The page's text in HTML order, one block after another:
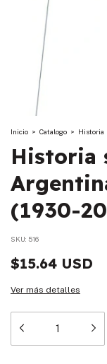
Inicio > Catalogo > Historia
Historia
(1930-
SKU: 516
$15.64 USD
Ver más detalles